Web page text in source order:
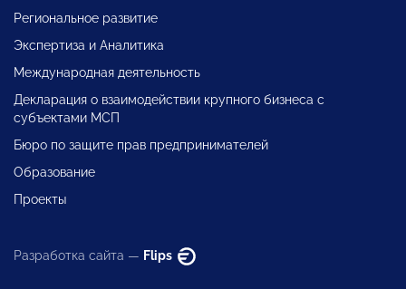
Региональное развитие
Экспертиза и Аналитика
Международная деятельность
Декларация о взаимодействии крупного бизнеса с
субъектами МСП
Бюро по защите прав предпринимателей
Образование
Проекты
Разработка сайта — Flips